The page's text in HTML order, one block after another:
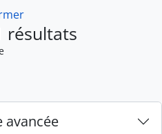
résultats
avancée